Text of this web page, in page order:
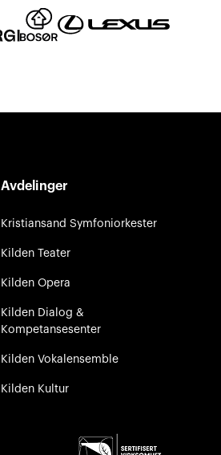
Avdelinger
Kristiansand Symfoniorkester
Kilden Teater
Kilden Opera
Kilden Dialog &
Kompetansesenter
Kilden Vokalensemble
Kilden Kultur